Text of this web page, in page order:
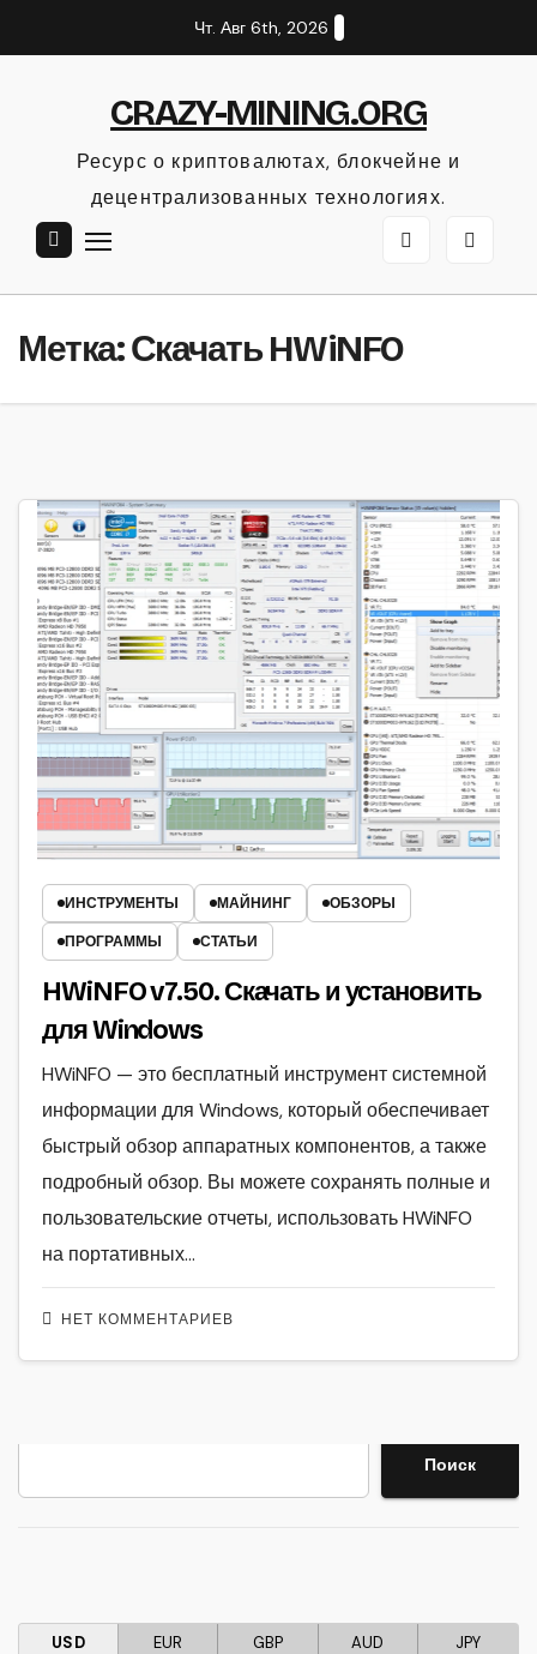
к
Чт. Авг 6th, 2026
CRAZY-MINING.ORG
Ресурс о криптовалютах, блокчейне и
децентрализованных технологиях.
Метка:Скачать HWiNFO
ИНСТРУМЕНТЫ МАЙНИНГ
ОБЗОРЫ
ПРОГРАММЫ
СТАТЬИ
HWiNFO v7.50. Скачать и установить
для Windows
НЕТ КОММЕНТАРИЕВ
HWiNFO — это бесплатный инструмент системной
информации для Windows, который обеспечивает
быстрый обзор аппаратных компонентов, а также
подробный обзор. Вы можете сохранять полные и
пользовательские отчеты, использовать HWiNFO
на портативных…
Поиск
USD EUR GBP AUD JPY